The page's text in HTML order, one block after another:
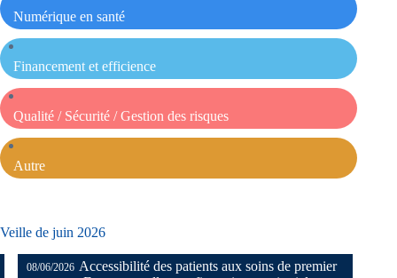
Veille de juin 2026
08/06/2026 Accessibilité des patients aux soins de premier
Numérique en santé
Financement et efficience
Qualité / Sécurité / Gestion des risques
Autre